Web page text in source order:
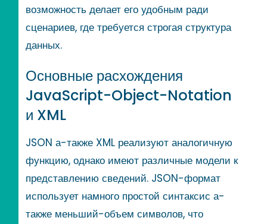
возможность делает его удобным ради
сценариев, где требуется строгая структура
данных.
Основные расхождения
JavaScript-Object-Notation
и XML
JSON а-также XML реализуют аналогичную
функцию, однако имеют различные модели к
представлению сведений. JSON-формат
использует намного простой синтаксис а-
также меньший-объем символов, что